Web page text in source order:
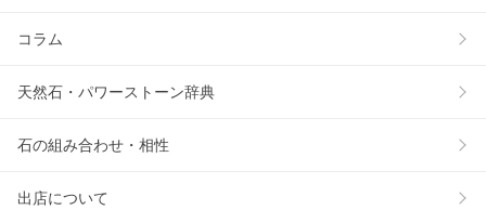
コラム
天然石・パワーストーン辞典
石の組み合わせ・相性
出店について